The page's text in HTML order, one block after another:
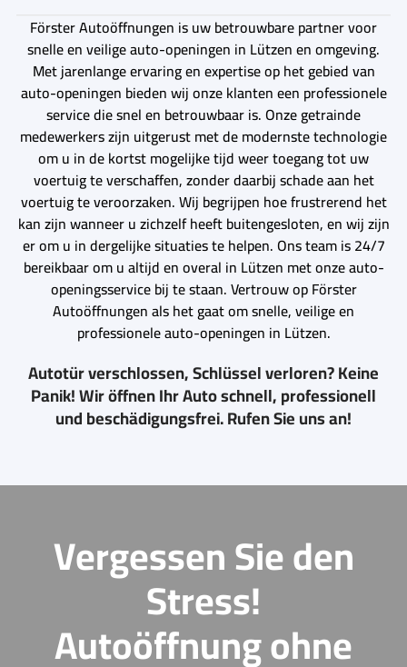
Förster Autoöffnungen is uw betrouwbare partner voor
snelle en veilige auto-openingen in Lützen en omgeving.
Met jarenlange ervaring en expertise op het gebied van
auto-openingen bieden wij onze klanten een professionele
service die snel en betrouwbaar is. Onze getrainde
medewerkers zijn uitgerust met de modernste technologie
om u in de kortst mogelijke tijd weer toegang tot uw
voertuig te verschaffen, zonder daarbij schade aan het
voertuig te veroorzaken. Wij begrijpen hoe frustrerend het
kan zijn wanneer u zichzelf heeft buitengesloten, en wij zijn
er om u in dergelijke situaties te helpen. Ons team is 24/7
bereikbaar om u altijd en overal in Lützen met onze auto-
openingsservice bij te staan. Vertrouw op Förster
Autoöffnungen als het gaat om snelle, veilige en
professionele auto-openingen in Lützen.
Autotür verschlossen, Schlüssel verloren? Keine
Panik! Wir öffnen Ihr Auto schnell, professionell
und beschädigungsfrei. Rufen Sie uns an!
Vergessen Sie den
Stress!
Autoöffnung ohne